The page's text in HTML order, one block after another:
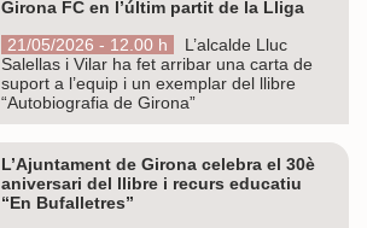
Girona FC en l’últim partit de la Lliga
21/05/2026 - 12.00 h
L’alcalde Lluc
Salellas i Vilar ha fet arribar una carta de
suport a l’equip i un exemplar del llibre
“Autobiografia de Girona”
L’Ajuntament de Girona celebra el 30è
aniversari del llibre i recurs educatiu
“En Bufalletres”